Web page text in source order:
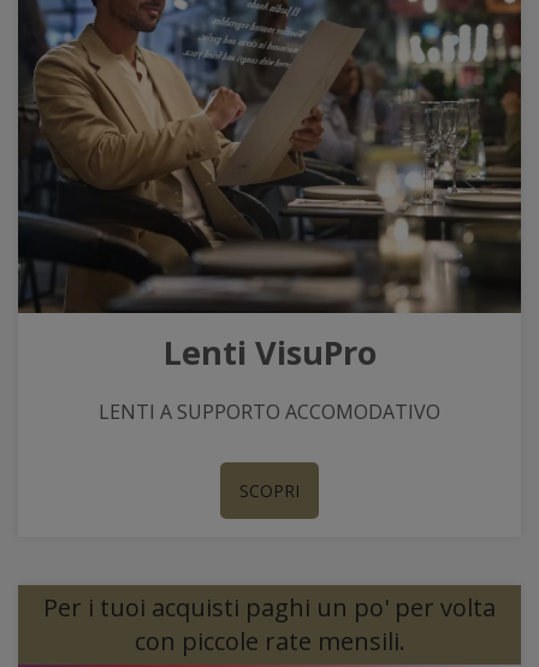
Lenti VisuPro
LENTI A SUPPORTO ACCOMODATIVO
SCOPRI
Per i tuoi acquisti paghi un po' per volta
con piccole rate mensili.